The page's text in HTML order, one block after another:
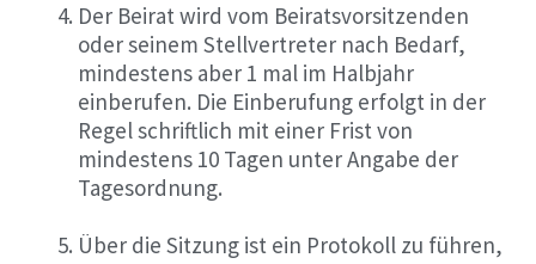
Der Beirat wird vom Beiratsvorsitzenden
oder seinem Stellvertreter nach Bedarf,
mindestens aber 1 mal im Halbjahr
einberufen. Die Einberufung erfolgt in der
Regel schriftlich mit einer Frist von
mindestens 10 Tagen unter Angabe der
Tagesordnung.
Über die Sitzung ist ein Protokoll zu führen,